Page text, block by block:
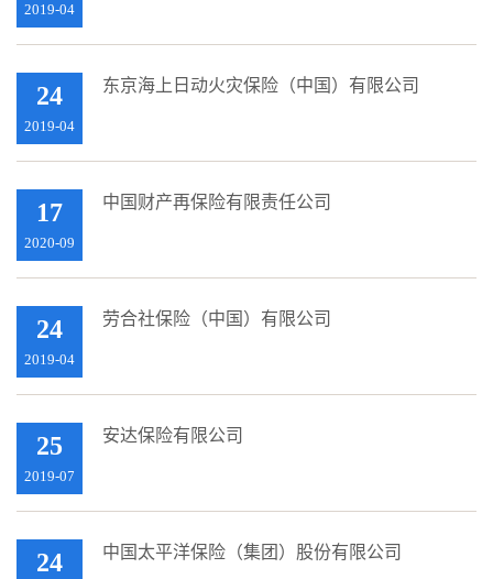
2019-04
24
2019-04
东京海上日动火灾保险（中国）有限公司
17
2020-09
中国财产再保险有限责任公司
24
2019-04
劳合社保险（中国）有限公司
25
2019-07
安达保险有限公司
24 中国太平洋保险（集团）股份有限公司